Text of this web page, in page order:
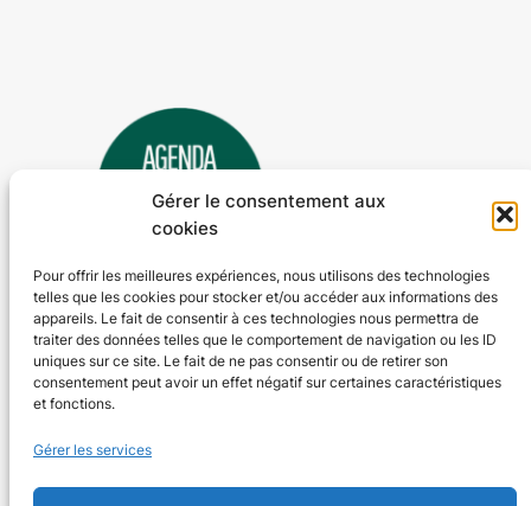
Gérer le consentement aux
cookies
Pour offrir les meilleures expériences, nous utilisons des technologies
telles que les cookies pour stocker et/ou accéder aux informations des
appareils. Le fait de consentir à ces technologies nous permettra de
traiter des données telles que le comportement de navigation ou les ID
uniques sur ce site. Le fait de ne pas consentir ou de retirer son
consentement peut avoir un effet négatif sur certaines caractéristiques
et fonctions.
Gérer les services
Agenda 24
L'agenda des manifestations et activités en Dordogne
Tous les événements
Plus d’activités
Nos valeurs